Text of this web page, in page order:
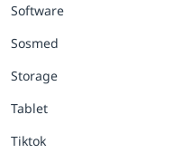
Software
Sosmed
Storage
Tablet
Tiktok